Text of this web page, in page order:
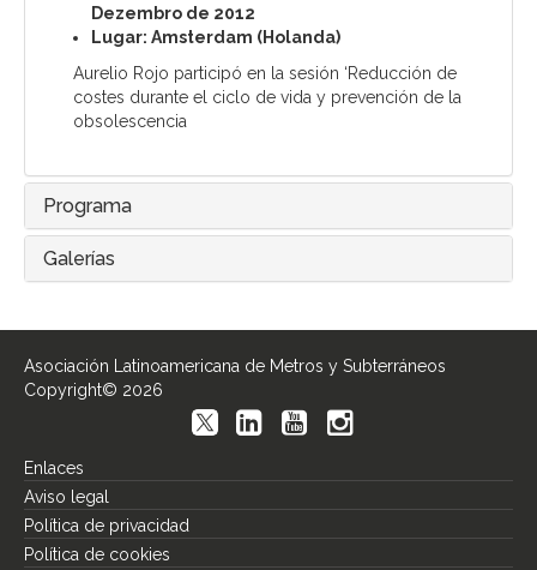
Dezembro de 2012
Lugar: Amsterdam (Holanda)
Aurelio Rojo participó en la sesión ‘Reducción de
costes durante el ciclo de vida y prevención de la
obsolescencia
Programa
Galerías
Asociación Latinoamericana de Metros y Subterráneos
Copyright© 2026
Enlaces
Aviso legal
Política de privacidad
Política de cookies